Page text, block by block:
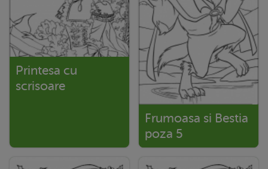
Printesa cu
scrisoare
Frumoasa si Bestia
poza 5